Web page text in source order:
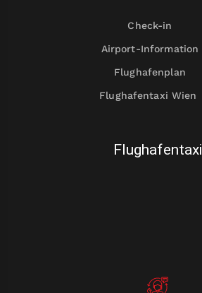
Check-in
Airport-Information
Flughafenplan
Flughafentaxi Wien
Flughafentaxi